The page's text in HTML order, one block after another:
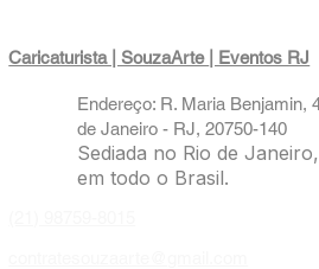
Caricaturista | SouzaArte| Eventos RJ
Endereço: R. Maria Benjamin,
de Janeiro - RJ, 20750-140